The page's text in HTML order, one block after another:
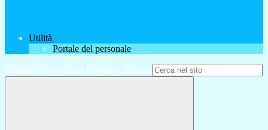
Utilità
Portale del personale
Campo di ricerca per le pagine del sito